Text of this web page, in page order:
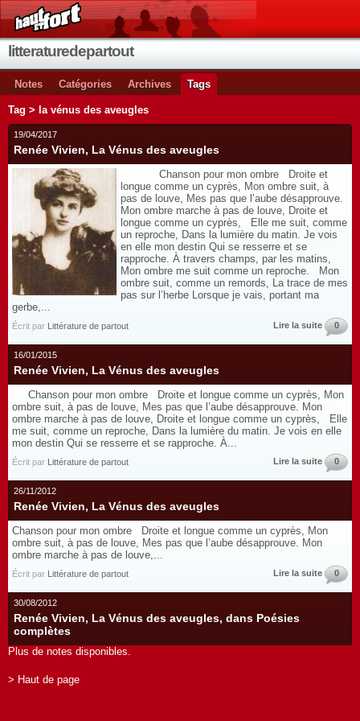
litteraturedepartout
Notes Catégories Archives Tags
Tag > la vénus des aveugles
19/04/2017
Renée Vivien, La Vénus des aveugles
Chanson pour mon ombre Droite et
longue comme un cyprès, Mon ombre suit, à
pas de louve, Mes pas que l’aube désapprouve.
Mon ombre marche à pas de louve, Droite et
longue comme un cyprès, Elle me suit, comme
un reproche, Dans la lumière du matin. Je vois
en elle mon destin Qui se resserre et se
rapproche. À travers champs, par les matins,
Mon ombre me suit comme un reproche. Mon
ombre suit, comme un remords, La trace de mes
pas sur l’herbe Lorsque je vais, portant ma
gerbe,...
Écrit par Littérature de partout Lire la suite 0
16/01/2015
Renée Vivien, La Vénus des aveugles
Chanson pour mon ombre Droite et longue comme un cyprès, Mon
ombre suit, à pas de louve, Mes pas que l’aube désapprouve. Mon
ombre marche à pas de louve, Droite et longue comme un cyprès, Elle
me suit, comme un reproche, Dans la lumière du matin. Je vois en elle
mon destin Qui se resserre et se rapproche. À...
Écrit par Littérature de partout Lire la suite 0
26/11/2012
Renée Vivien, La Vénus des aveugles
Chanson pour mon ombre Droite et longue comme un cyprès, Mon
ombre suit, à pas de louve, Mes pas que l’aube désapprouve. Mon
ombre marche à pas de louve,...
Écrit par Littérature de partout Lire la suite 0
30/08/2012
Renée Vivien, La Vénus des aveugles, dans Poésies
complètes
Plus de notes disponibles.
> Haut de page